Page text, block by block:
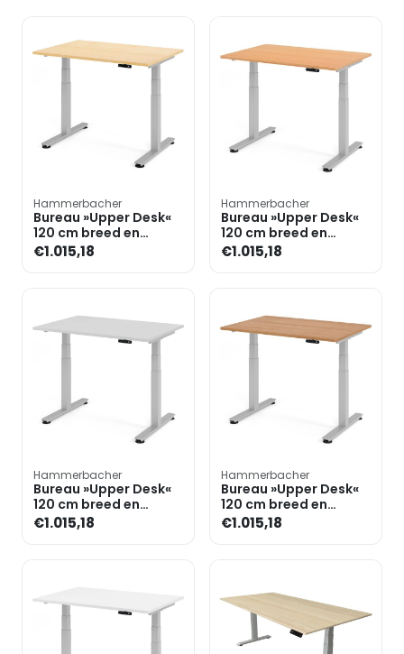
Hammerbacher
Bureau »Upper Desk«
120 cm breed en
elektrisch in hoogte
verstelbaar tot 128,5 c
€1.015,18
Hammerbacher
Bureau »Upper Desk«
120 cm breed en
elektrisch in hoogte
verstelbaar tot 128,5 c
€1.015,18
Hammerbacher
Bureau »Upper Desk«
120 cm breed en
elektrisch in hoogte
verstelbaar tot 128,5 c
€1.015,18
Hammerbacher
Bureau »Upper Desk«
120 cm breed en
elektrisch in hoogte
verstelbaar tot 128,5 c
€1.015,18